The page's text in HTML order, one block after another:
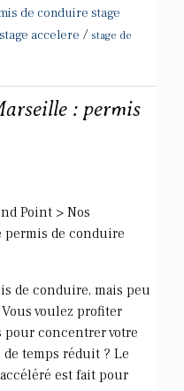
de conduire stage
accelere / stage de
: permis
Point > Nos
permis de conduire
de conduire, mais peu
voulez profiter
pour concentrer votre
temps réduit ? Le
est fait pour